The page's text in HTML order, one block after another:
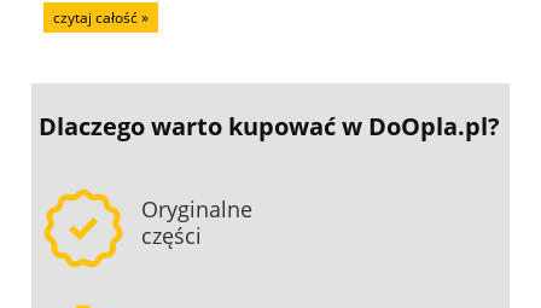
czytaj całość »
Dlaczego warto kupowaćw DoOpla.pl?
Oryginalne
części